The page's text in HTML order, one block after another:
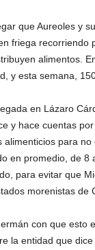
que Aureoles y
friega
alimentos.
y esta semana,
en Lázaro
y hace cuentas
para
en promedio, de
para evitar que
morenistas de
con que esto
la entidad que